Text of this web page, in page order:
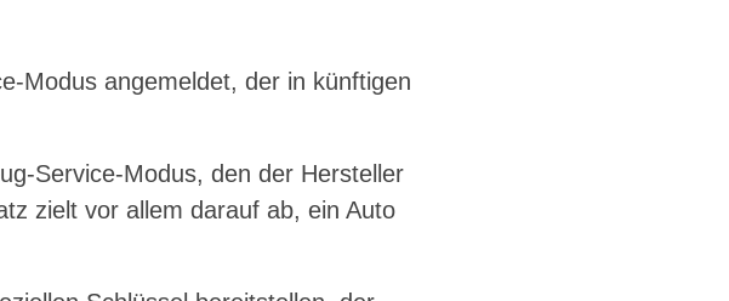
Modus angemeldet, der in künftigen
Service-Modus, den der Hersteller
zielt vor allem darauf ab, ein Auto